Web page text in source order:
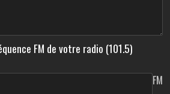
FM de votre radio (101.5)
FM